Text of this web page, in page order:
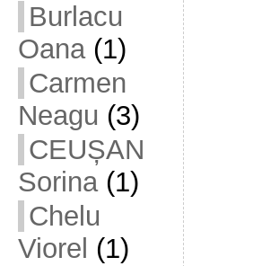
Burlacu
Oana(1)
Carmen
Neagu (3)
CEUȘAN
Sorina(1)
Chelu
Viorel (1)